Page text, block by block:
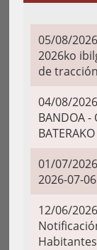
05/08/2026
2026ko
de
04/08/2026
BANDOA -
01/07/2026
2026-07-
12/06/2026
Habitantes